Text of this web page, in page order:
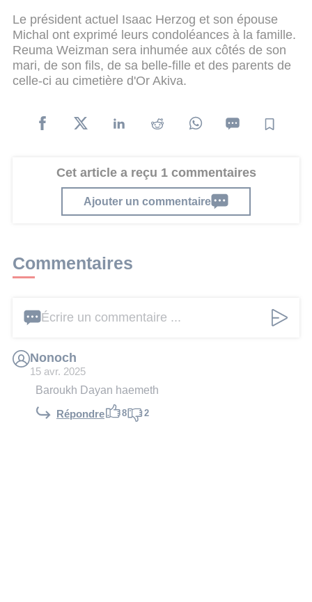
Le président actuel Isaac Herzog et son épouse
Michal ont exprimé leurs condoléances à la famille.
Reuma Weizman sera inhumée aux côtés de son
mari, de son fils, de sa belle-fille et des parents de
celle-ci au cimetière d'Or Akiva.
Cet article a reçu 1 commentaires
Ajouter un commentaire
Commentaires
Écrire un commentaire ...
Nonoch
15 avr. 2025
Baroukh Dayan haemeth
Répondre 8 2